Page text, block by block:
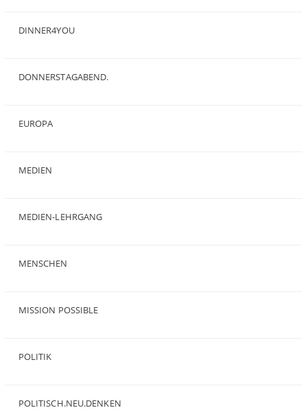
DINNER4YOU
DONNERSTAGABEND.
EUROPA
MEDIEN
MEDIEN-LEHRGANG
MENSCHEN
MISSION POSSIBLE
POLITIK
POLITISCH.NEU.DENKEN